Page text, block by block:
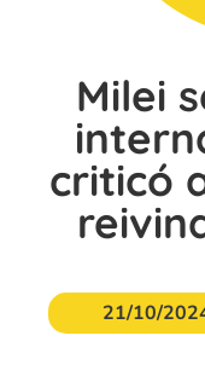
Milei
criticó
21/10/